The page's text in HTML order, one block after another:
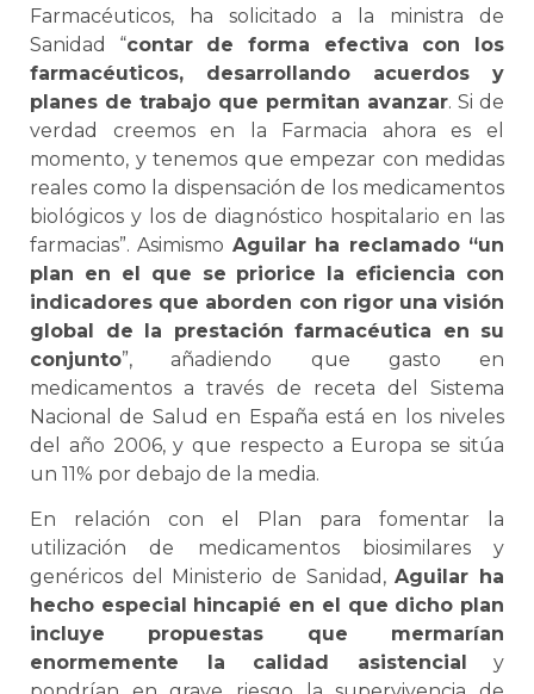
Farmacéuticos, ha solicitado a la ministra de
Sanidad “contar de forma efectiva con los
farmacéuticos, desarrollando acuerdos y
planes de trabajo que permitan avanzar. Si de
verdad creemos en la Farmacia ahora es el
momento, y tenemos que empezar con medidas
reales como la dispensación de los medicamentos
biológicos y los de diagnóstico hospitalario en las
farmacias”. Asimismo Aguilar ha reclamado “un
plan en el que se priorice la eficiencia con
indicadores que aborden con rigor una visión
global de la prestación farmacéutica en su
conjunto”, añadiendo que gasto en
medicamentos a través de receta del Sistema
Nacional de Salud en España está en los niveles
del año 2006, y que respecto a Europa se sitúa
un 11% por debajo de la media.
En relación con el Plan para fomentar la
utilización de medicamentos biosimilares y
genéricos del Ministerio de Sanidad,Aguilar ha
hecho especial hincapié en el que dicho plan
incluye propuestas que mermarían
enormemente la calidad asistencial y